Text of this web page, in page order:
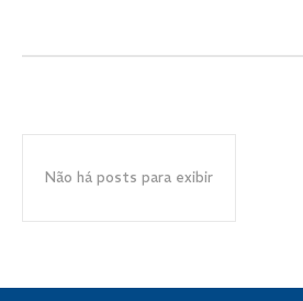
Não há posts para exibir